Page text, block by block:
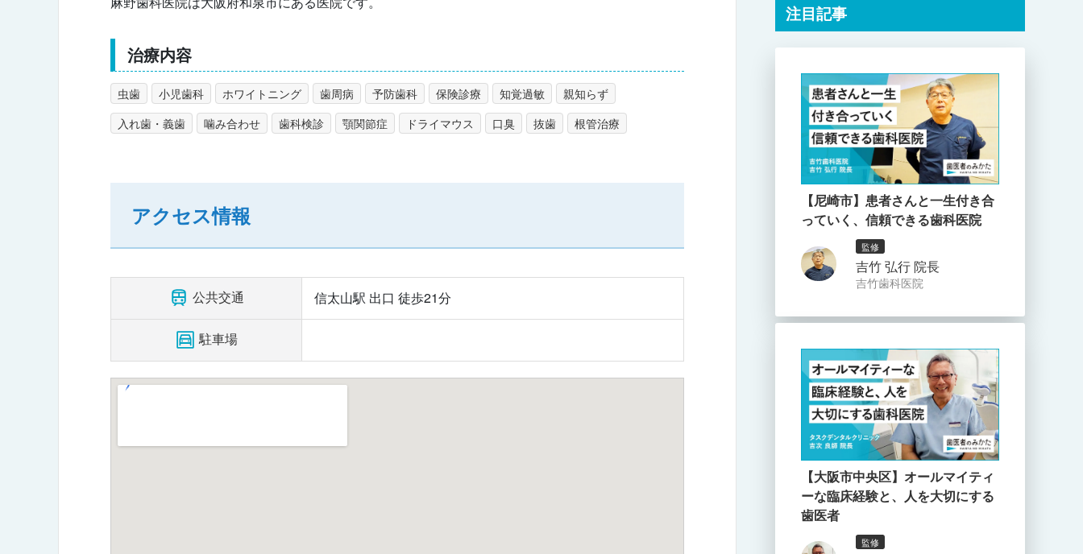
治療内容
虫歯 小児歯科 ホワイトニング 歯周病 予防歯科 保険診療 知覚過敏
親知らず
入れ歯・義歯
噛み合わせ 歯科検診 顎関節症 ドライマウス 口臭 抜歯 根管治療
アクセス情報
公共交通 信太山駅 出口 徒歩21分
駐車場
注目記事
【尼崎市】患者さんと一生付き合
っていく、信頼できる歯科医院
監修
吉竹 弘行 院長
吉竹歯科医院
【大阪市中央区】オールマイティ
ーな臨床経験と、人を大切にする
歯医者
監修